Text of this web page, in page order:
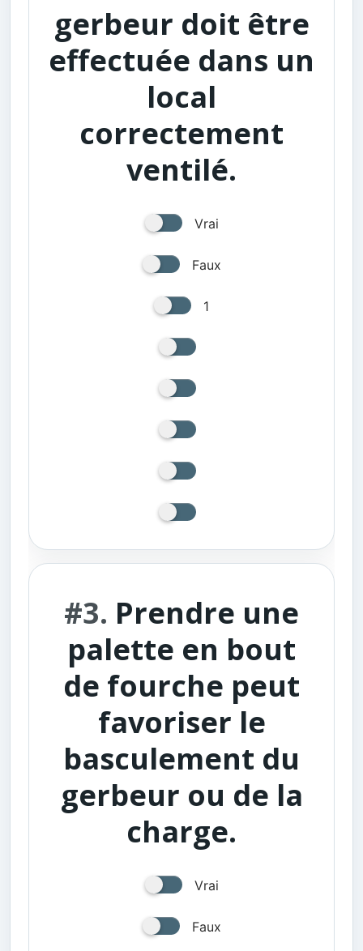
gerbeur doit être
effectuée dans un
local
correctement
ventilé.
Vrai
Faux
1
#3. Prendre une
palette en bout
de fourche peut
favoriser le
basculement du
gerbeur ou de la
charge.
Vrai
Faux